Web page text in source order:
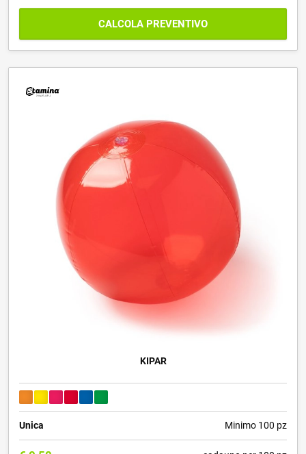
CALCOLA PREVENTIVO
KIPAR
Unica Minimo 100 pz